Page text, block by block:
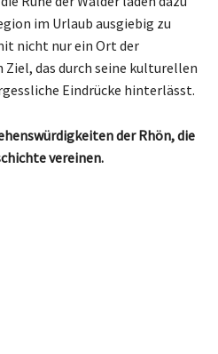
im Urlaub ausgiebig zu
nicht nur ein Ort der
Ziel, das durch seine kulturellen
Eindrücke hinterlässt.
der Rhön, die
vereinen.